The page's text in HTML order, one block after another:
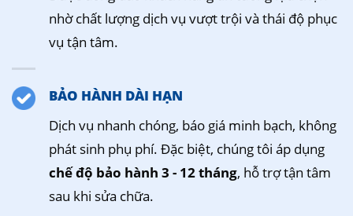
nhờ chất lượng dịch vụ vượt trội và thái độ phục
vụ tận tâm.
BẢO HÀNH DÀI HẠN
Dịch vụ nhanh chóng, báo giá minh bạch, không
phát sinh phụ phí. Đặc biệt, chúng tôi áp dụng
chế độ bảo hành 3 - 12 tháng, hỗ trợ tận tâm
sau khi sửa chữa.